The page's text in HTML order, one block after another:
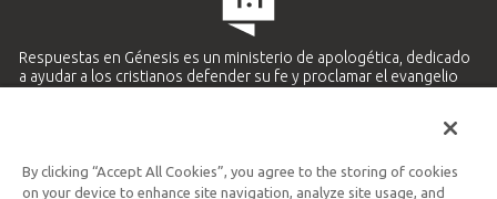
Respuestas en Génesis es un ministerio de apologética, dedicado
a ayudar a los cristianos defender su fe y proclamar el evangelio
Ministerio Hispano y Latinoamericano
By clicking “Accept All Cookies”, you agree to the storing of cookies
on your device to enhance site navigation, analyze site usage, and